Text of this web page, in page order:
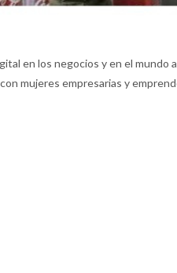
en los negocios y en el mundo
mujeres empresarias y